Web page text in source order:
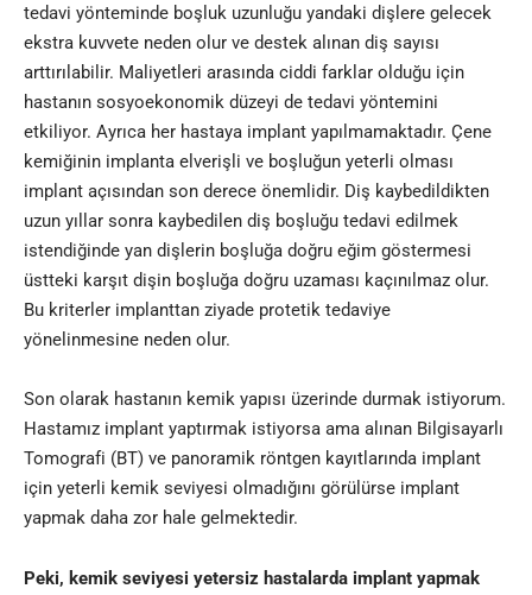
tedavi yönteminde boşluk uzunluğu yandaki dişlere gelecek
ekstra kuvvete neden olur ve destek alınan diş sayısı
arttırılabilir. Maliyetleri arasında ciddi farklar olduğu için
hastanın sosyoekonomik düzeyi de tedavi yöntemini
etkiliyor. Ayrıca her hastaya implant yapılmamaktadır. Çene
kemiğinin implanta elverişli ve boşluğun yeterli olması
implant açısından son derece önemlidir. Diş kaybedildikten
uzun yıllar sonra kaybedilen diş boşluğu tedavi edilmek
istendiğinde yan dişlerin boşluğa doğru eğim göstermesi
üstteki karşıt dişin boşluğa doğru uzaması kaçınılmaz olur.
Bu kriterler implanttan ziyade protetik tedaviye
yönelinmesine neden olur.
Son olarak hastanın kemik yapısı üzerinde durmak istiyorum.
Hastamız implant yaptırmak istiyorsa ama alınan Bilgisayarlı
Tomografi (BT) ve panoramik röntgen kayıtlarında implant
için yeterli kemik seviyesi olmadığını görülürse implant
yapmak daha zor hale gelmektedir.
Peki, kemik seviyesi yetersiz hastalarda implant yapmak